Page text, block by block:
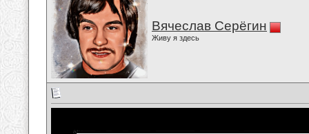
Вячеслав Серёгин
Живу я здесь